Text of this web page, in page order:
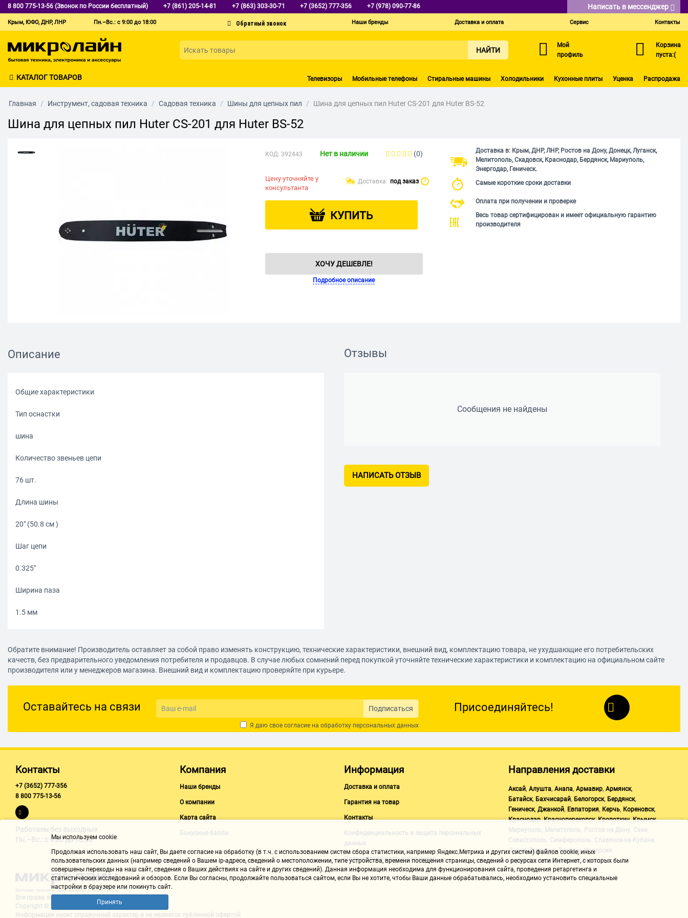
8 800 775-13-56 (Звонок по России бесплатный) +7 (861) 205-14-81 +7 (863) 303-30-71 +7 (3652) 777-356 +7 (978) 090-77-86 Написать в мессенджер
Крым, ЮФО, ДНР, ЛНР Пн.–Вс.: с 9:00 до 18:00 Наши бренды Доставка и оплата Сервис Контакты
НАЙТИ
Мой
профиль
Корзина
пуста:(
КАТАЛОГ ТОВАРОВ Телевизоры Мобильные телефоны Стиральные машины Холодильники Кухонные плиты Уценка Распродажа
Главная / Инструмент, садовая техника / Садовая техника / Шины для цепных пил / Шина для цепных пил Huter CS-201 для Huter BS-52
Шина для цепных пил Huter CS-201 для Huter BS-52
КОД: 392443 Нет в наличии (0)
Цену уточняйте у
консультанта
Доставка: под заказ ?
КУПИТЬ
ХОЧУ ДЕШЕВЛЕ!
Подробное описание
Доставка в: Крым, ДНР, ЛНР, Ростов на Дону, Донецк, Луганск,
Мелитополь, Скадовск, Краснодар, Бердянск, Мариуполь,
Энергодар, Геническ.
Самые короткие сроки доставки
Оплата при получении и проверке
Весь товар сертифицирован и имеет официальную гарантию
производителя
Описание
Общие характеристики
Тип оснастки
шина
Количество звеньев цепи
76 шт.
Длина шины
20" (50.8 см )
Шаг цепи
0.325"
Ширина паза
1.5 мм
BS-52/BS-6
Отзывы
Сообщения не найдены
НАПИСАТЬ ОТЗЫВ
Обратите внимание! Производитель оставляет за собой право изменять конструкцию, технические характеристики, внешний вид, комплектацию товара, не ухудшающие его потребительских
качеств, без предварительного уведомления потребителя и продавцов. В случае любых сомнений перед покупкой уточняйте технические характеристики и комплектацию на официальном сайте
производителя или у менеджеров магазина. Внешний вид и комплектацию проверяйте при курьере.
Оставайтесь на связи Подписаться
Я даю свое согласие на обработку персональных данных
Присоединяйтесь!
Контакты
+7 (3652) 777-356
8 800 775-13-56
Работаем без выходных
Пн.–Вс.: с 9:00 до 18:00
Компания
Наши бренды
О компании
Карта сайта
Бонусные баллы
Информация
Доставка и оплата
Гарантия на товар
Контакты
Конфиденциальность и защита персональных
данных
Пользовательское соглашение
Направления доставки
Аксай, Алушта, Анапа, Армавир, Армянск,
Батайск, Бахчисарай, Белогорск, Бердянск,
Геническ, Джанкой, Евпатория, Керчь, Кореновск,
Краснодар,Красноперекопск,Кропоткин,Крымск,
Мариуполь Мелитополь Ростов на Дону Саки
Севастополь Симферополь Славянск-на-Кубани
Судак,Таганрог,Темрюк,Феодосия
Черноморское ,Щелкино,Ялта
Все права защищены "Микролайн"
Copyright © 2002-2026
Информация носит справочный характер и не является публичной офертой
Мы используем cookie
Продолжая использовать наш cайт, Вы даете согласие на обработку (в т.ч. с использованием систем сбора статистики, например Яндекс.Метрика и других систем) файлов cookie, иных
пользовательских данных (например сведений о Вашем ip-адресе, сведений о местоположении, типе устройства, времени посещения страницы, сведений о ресурсах сети Интернет, с которых были
совершены переходы на наш сайт, сведения о Ваших действиях на сайте и других сведений). Данная информация необходима для функционирования сайта, проведения ретаргетинга и
статистических исследований и обзоров. Если Вы согласны, продолжайте пользоваться сайтом, если Вы не хотите, чтобы Ваши данные обрабатывались, необходимо установить специальные
настройки в браузере или покинуть сайт.
Принять